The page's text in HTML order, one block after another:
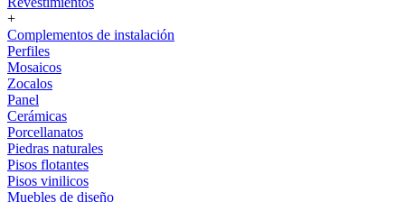
+
Complementos de instalación
Perfiles
Mosaicos
Zocalos
Panel
Cerámicas
Porcellanatos
Piedras naturales
Pisos flotantes
Pisos vinilicos
Muebles de diseño